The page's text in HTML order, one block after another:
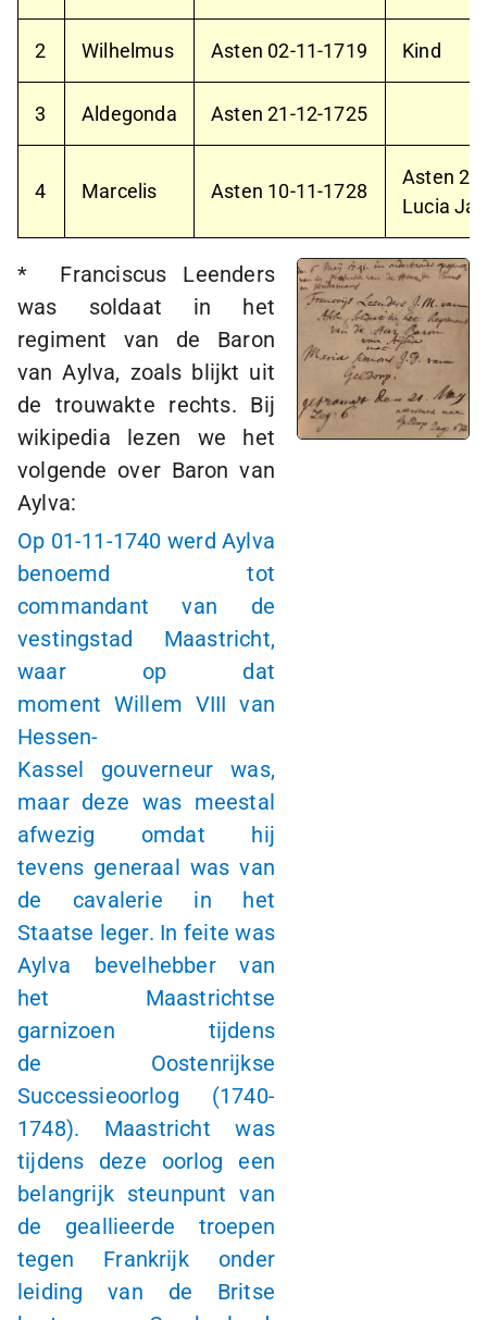
2 Wilhelmus Asten 02-11-1719 Kind
3 Aldegonda Asten21-12-1725
4 Marcelis Asten 10-11-1728
Asten
Lucia
* Franciscus Leenders
was soldaat in het
regiment van de Baron
van Aylva, zoals blijkt uit
de trouwakte rechts. Bij
wikipedia lezen we het
volgende over Baron van
Aylva:
Op 01-11-1740 werd Aylva
benoemd tot
commandant van de
vestingstad Maastricht,
waar op dat
moment Willem VIII van
Hessen-
Kassel gouverneur was,
maar deze was meestal
afwezig omdat hij
tevens generaal was van
de cavalerie in het
Staatse leger. In feite was
Aylva bevelhebber van
het Maastrichtse
garnizoen tijdens
de Oostenrijkse
Successieoorlog (1740-
1748). Maastricht was
tijdens deze oorlog een
belangrijk steunpunt van
de geallieerde troepen
tegen Frankrijk onder
leiding van de Britse